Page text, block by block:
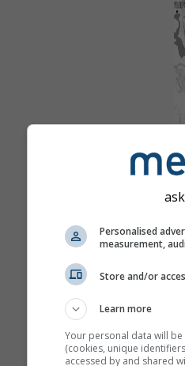
Personalised
measurement,
Store and/or
Learn more
Your personal data will
(cookies, unique
accessed by and shared